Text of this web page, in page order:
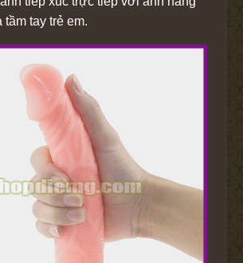
tầm tay trẻ em.